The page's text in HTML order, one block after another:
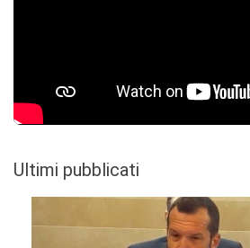
Ultimi pubblicati